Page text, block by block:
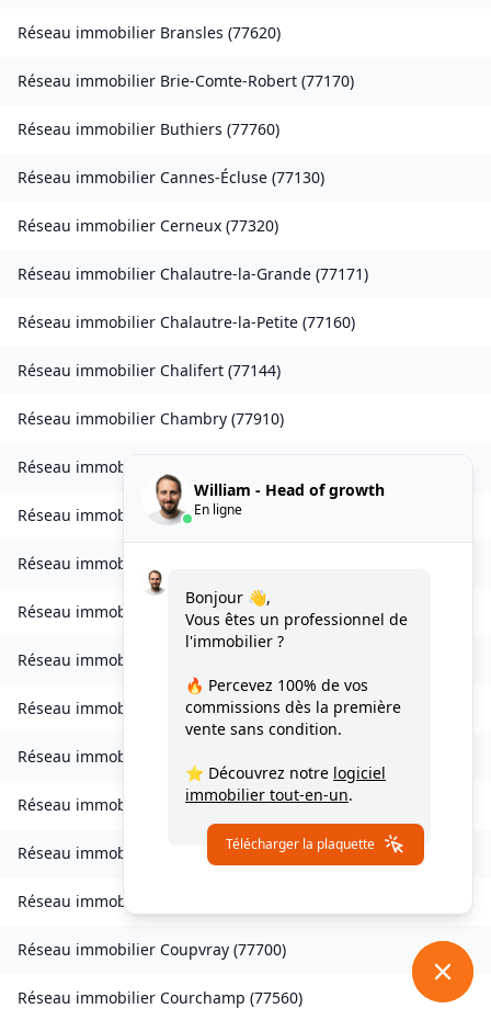
Réseau immobilier Bransles (77620)
Réseau immobilier Brie-Comte-Robert (77170)
Réseau immobilier Buthiers (77760)
Réseau immobilier Cannes-Écluse (77130)
Réseau immobilier Cerneux (77320)
Réseau immobilier Chalautre-la-Grande (77171)
Réseau immobilier Chalautre-la-Petite (77160)
Réseau immobilier Chalifert (77144)
Réseau immobilier Chambry (77910)
Réseau immobilier
Réseau immobilierChanteloup-en-Brie
Réseau immobilier
Réseau immobilier Les Chapelles-Bourbon(77610)
Réseau immobilier
Réseau immobilier Charny(77410)
Réseau immobilier
Réseau immobilier Combs-la-Ville(77380)
Réseau immobilier Compans(77290)
Réseau immobilier
Réseau immobilier Coupvray (77700)
Réseau immobilier Courchamp (77560)
William - Head of growth
En ligne
Bonjour 👋,
Vous êtes un professionnel de
l'immobilier ?
🔥 Percevez 100% de vos
commissions dès la première
vente sans condition.
⭐ Découvrez notre logiciel
immobilier tout-en-un.
Télécharger la plaquette